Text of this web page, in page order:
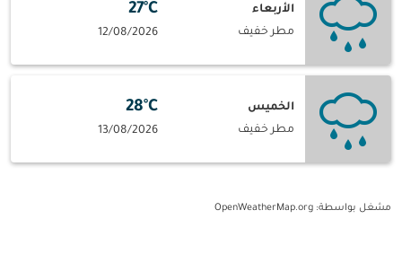
الأربعاء
مطر خفيف
27°C
12/08/2026
الخميس
مطر خفيف
28°C
13/08/2026
مشغل بواسطة: OpenWeatherMap.org